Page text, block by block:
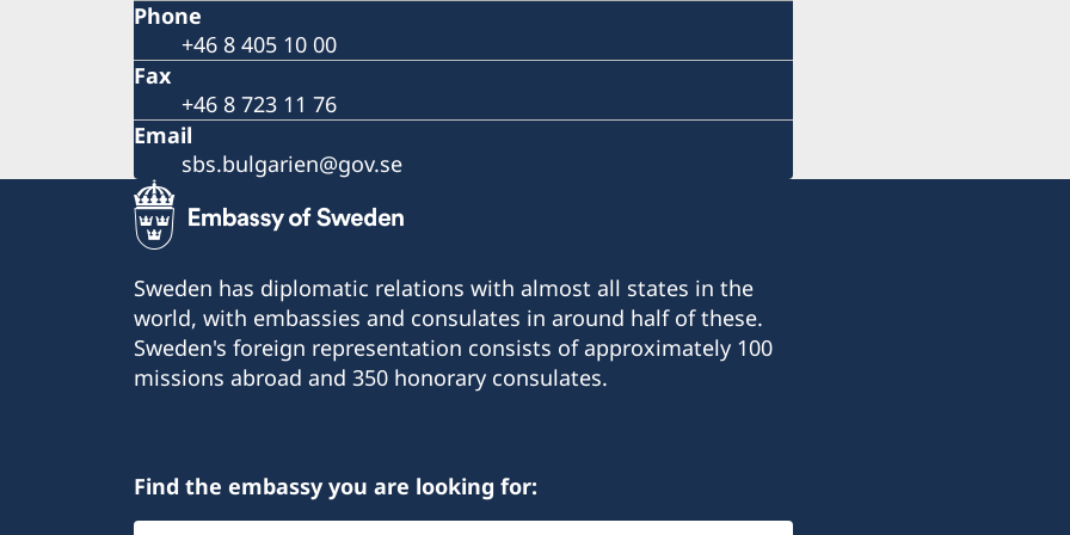
Phone
+46 8 405 10 00
Fax
+46 8 723 11 76
Email
sbs.bulgarien@gov.se
Sweden has diplomatic relations with almost all states in the
world, with embassies and consulates in around half of these.
Sweden's foreign representation consists of approximately 100
missions abroad and 350 honorary consulates.
Find the embassy you are looking for: